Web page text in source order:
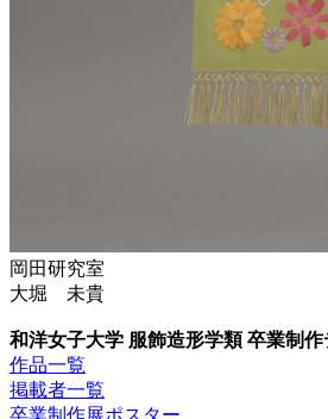
岡田研究室
大堀 未貴
和洋女子大学 服飾造形学類 卒業制
作品一覧
掲載者一覧
卒業制作展ポスター